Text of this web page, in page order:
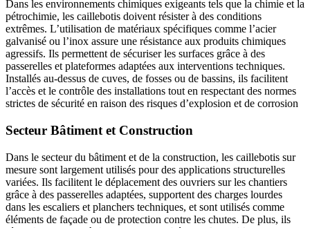
Dans les environnements chimiques exigeants tels que la chimie et la
pétrochimie, les caillebotis doivent résister à des conditions
extrêmes. L’utilisation de matériaux spécifiques comme l’acier
galvanisé ou l’inox assure une résistance aux produits chimiques
agressifs. Ils permettent de sécuriser les surfaces grâce à des
passerelles et plateformes adaptées aux interventions techniques.
Installés au-dessus de cuves, de fosses ou de bassins, ils facilitent
l’accès et le contrôle des installations tout en respectant des normes
strictes de sécurité en raison des risques d’explosion et de corrosion
Secteur Bâtiment et Construction
Dans le secteur du bâtiment et de la construction, les caillebotis sur
mesure sont largement utilisés pour des applications structurelles
variées. Ils facilitent le déplacement des ouvriers sur les chantiers
grâce à des passerelles adaptées, supportent des charges lourdes
dans les escaliers et planchers techniques, et sont utilisés comme
éléments de façade ou de protection contre les chutes. De plus, ils